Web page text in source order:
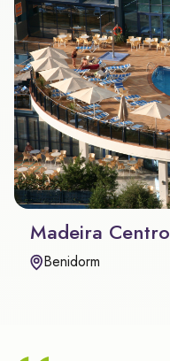
Madeira Centro
Benidorm